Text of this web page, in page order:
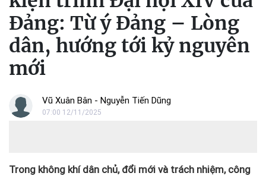
Đảng: Từ ý Đảng – Lòng
dân, hướng tới kỷ nguyên
mới
Vũ Xuân Bân - Nguyễn Tiến Dũng
07:00 12/11/2025
Trong không khí dân chủ, đổi mới và trách nhiệm, công